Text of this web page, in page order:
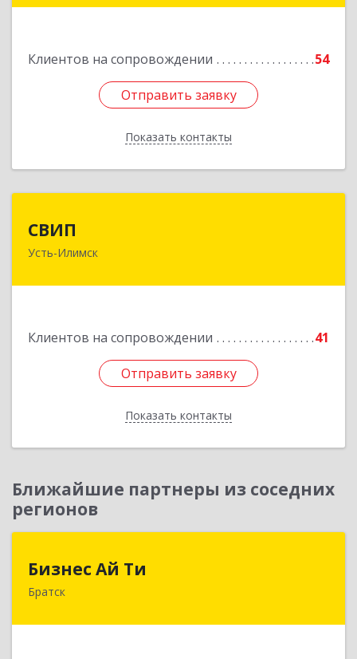
Клиентов на сопровождении 54
Отправить заявку
Показать контакты
Подробнее
Отправить заявку
Назад
СВИП
Усть-Илимск
Клиентов на сопровождении 41
Отправить заявку
Показать контакты
666685, Иркутская обл, Усть-Илимск г,
Отправить заявку
Назад
Ближайшие партнеры из соседних
регионов
Бизнес Ай Ти
Братск
665717, Иркутская обл, Братск г, Центральный